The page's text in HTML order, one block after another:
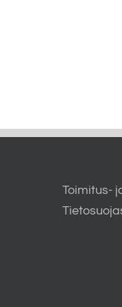
Toimitus-